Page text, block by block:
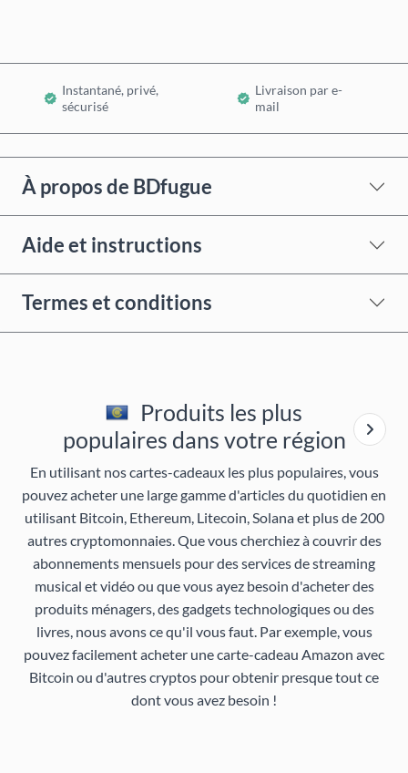
Instantané, privé,
sécurisé
Livraison par e-
mail
À propos de BDfugue
Aide et instructions
Termes et conditions
Produits les plus
populaires dans votre région
En utilisant nos cartes-cadeaux les plus populaires, vous
pouvez acheter une large gamme d'articles du quotidien en
utilisant Bitcoin, Ethereum, Litecoin, Solana et plus de 200
autres cryptomonnaies. Que vous cherchiez à couvrir des
abonnements mensuels pour des services de streaming
musical et vidéo ou que vous ayez besoin d'acheter des
produits ménagers, des gadgets technologiques ou des
livres, nous avons ce qu'il vous faut. Par exemple, vous
pouvez facilement acheter une carte-cadeau Amazon avec
Bitcoin ou d'autres cryptos pour obtenir presque tout ce
dont vous avez besoin !